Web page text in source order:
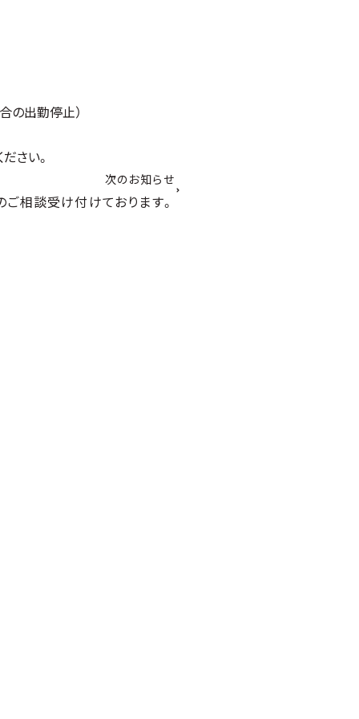
の出勤停止）
さい。
次のお知らせ
相談受け付けております。